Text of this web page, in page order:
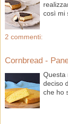
così mi
2 commenti:
Cornbread -
Questa
deciso
che ho